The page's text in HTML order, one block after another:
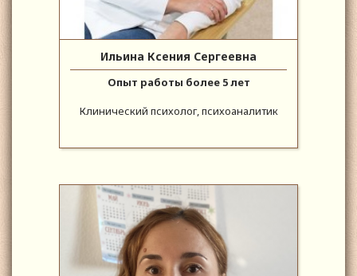
Ильина Ксения Сергеевна
Опыт работы более 5 лет
Клинический психолог, психоаналитик